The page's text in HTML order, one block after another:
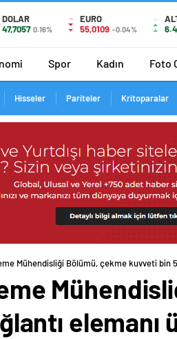
DOLAR
47,7057 0.16%
EURO
55,0109 -0.04%
Spor Kadın Foto
Hisseler Pariteler Kritoparalar
Mühendisliği Bölümü, çekme kuvveti bin
elemanı